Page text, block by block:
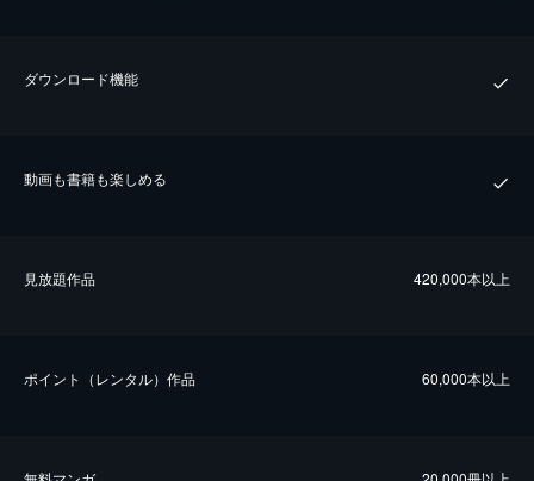
ダウンロード機能
動画も書籍も楽しめる
⾒放題作品 420,000本以上
ポイント（レンタル）作品 60,000本以上